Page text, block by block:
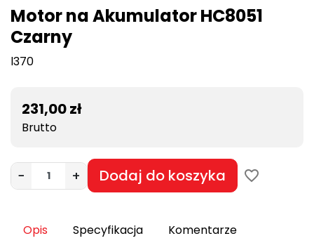
Motor na Akumulator HC8051
Czarny
l370
231,00 zł
Brutto
− + Dodaj do koszyka favorite_border
Opis Specyfikacja Komentarze